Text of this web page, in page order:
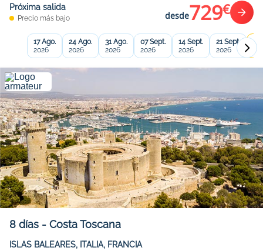
Próxima salida
Precio más bajo desde729€
17 Ago.
2026
24 Ago.
2026
31 Ago.
2026
07 Sept.
2026
14 Sept.
2026
21 Sept.
2026
28
8 días - Costa Toscana
ISLAS BALEARES, ITALIA, FRANCIA